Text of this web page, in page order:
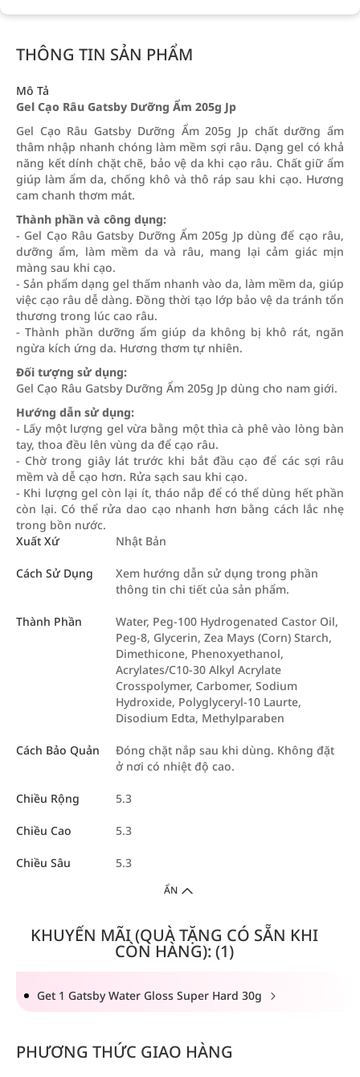
THÔNG TIN SẢN PHẨM
Mô Tả
Gel Cạo Râu Gatsby Dưỡng Ẩm 205g Jp
Gel Cạo Râu Gatsby Dưỡng Ẩm 205g Jp chất dưỡng ẩm
thâm nhập nhanh chóng làm mềm sợi râu. Dạng gel có khả
năng kết dính chặt chẽ, bảo vệ da khi cạo râu. Chất giữ ẩm
giúp làm ẩm da, chống khô và thô ráp sau khi cạo. Hương
cam chanh thơm mát.
Thành phần và công dụng:
- Gel Cạo Râu Gatsby Dưỡng Ẩm 205g Jp dùng để cạo râu,
dưỡng ẩm, làm mềm da và râu, mang lại cảm giác mịn
màng sau khi cạo.
- Sản phẩm dạng gel thấm nhanh vào da, làm mềm da, giúp
việc cạo râu dễ dàng. Đồng thời tạo lớp bảo vệ da tránh tổn
thương trong lúc cao râu.
- Thành phần dưỡng ẩm giúp da không bị khô rát, ngăn
ngừa kích ứng da. Hương thơm tự nhiên.
Đối tượng sử dụng:
Gel Cạo Râu Gatsby Dưỡng Ẩm 205g Jp dùng cho nam giới.
Hướng dẫn sử dụng:
- Lấy một lượng gel vừa bằng một thìa cà phê vào lòng bàn
tay, thoa đều lên vùng da để cạo râu.
- Chờ trong giây lát trước khi bắt đầu cạo để các sợi râu
mềm và dễ cạo hơn. Rửa sạch sau khi cạo.
- Khi lượng gel còn lại ít, tháo nắp để có thể dùng hết phần
còn lại. Có thể rửa dao cạo nhanh hơn bằng cách lắc nhẹ
trong bồn nước.
Xuất Xứ
Nhật Bản
Cách Sử Dụng
Xem hướng dẫn sử dụng trong phần
thông tin chi tiết của sản phẩm.
Thành Phần
Water, Peg-100 Hydrogenated Castor Oil,
Peg-8, Glycerin, Zea Mays (Corn) Starch,
Dimethicone, Phenoxyethanol,
Acrylates/C10-30 Alkyl Acrylate
Crosspolymer, Carbomer, Sodium
Hydroxide, Polyglyceryl-10 Laurte,
Disodium Edta, Methylparaben
Cách Bảo Quản
Đóng chặt nắp sau khi dùng. Không đặt
ở nơi có nhiệt độ cao.
Chiều Rộng 5.3
Chiều Cao 5.3
Chiều Sâu 5.3
ẨN
KHUYẾN MÃI (QUÀ TẶNG CÓ SẴN KHI
CÒN HÀNG): (1)
Get 1 Gatsby Water Gloss Super Hard 30g
PHƯƠNG THỨC GIAO HÀNG